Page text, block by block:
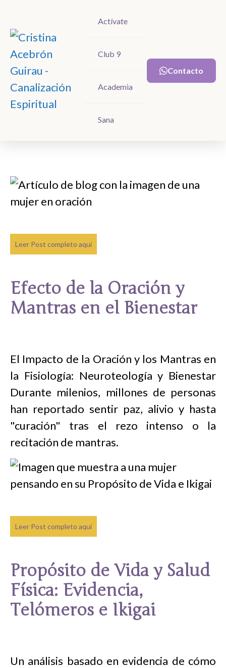
Actívate
Club 9
Academia
Sana
Contacto
Actívate
Club 9
Academia
Sana
Contacto
Leer Post completo aquí
Efecto de la Oración y
Mantras en el Bienestar
El Impacto de la Oración y los Mantras en
la Fisiología: Neuroteología y Bienestar
Durante milenios, millones de personas
han reportado sentir paz, alivio y hasta
"curación" tras el rezo intenso o la
recitación de mantras.
Leer Post completo aquí
Propósito de Vida y Salud
Física: Evidencia,
Telómeros e Ikigai
Un análisis basado en evidencia de cómo